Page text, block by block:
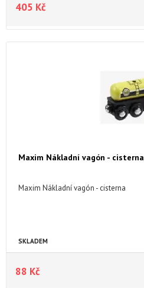
405 Kč
Maxim Nákladní vagón - cisterna
Maxim Nákladní vagón - cisterna
SKLADEM
88 Kč